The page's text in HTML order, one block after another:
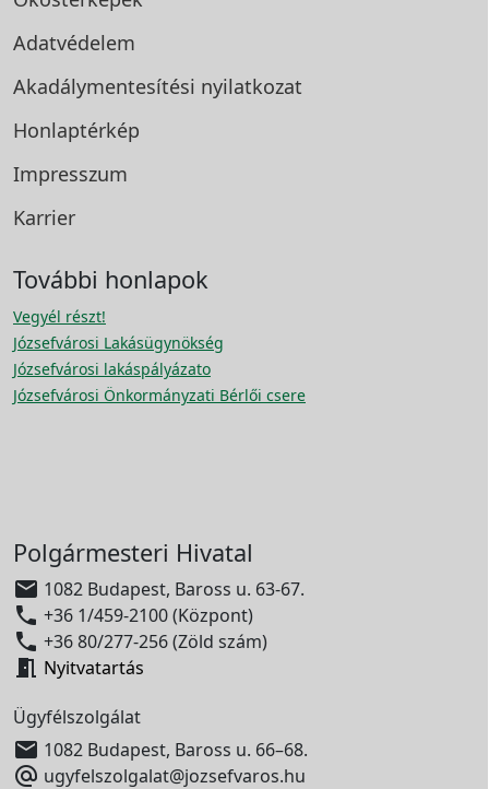
Adatvédelem
Akadálymentesítési nyilatkozat
Honlaptérkép
Impresszum
Karrier
További honlapok
Vegyél részt!
Józsefvárosi Lakásügynökség
Józsefvárosi lakáspályázato
Józsefvárosi Önkormányzati Bérlői csere
Polgármesteri Hivatal
 1082 Budapest, Baross u. 63-67.
 +36 1/459-2100 (Központ)
 +36 80/277-256 (Zöld szám)
 Nyitvatartás
Ügyfélszolgálat
 1082 Budapest, Baross u. 66–68.
 ugyfelszolgalat@jozsefvaros.hu